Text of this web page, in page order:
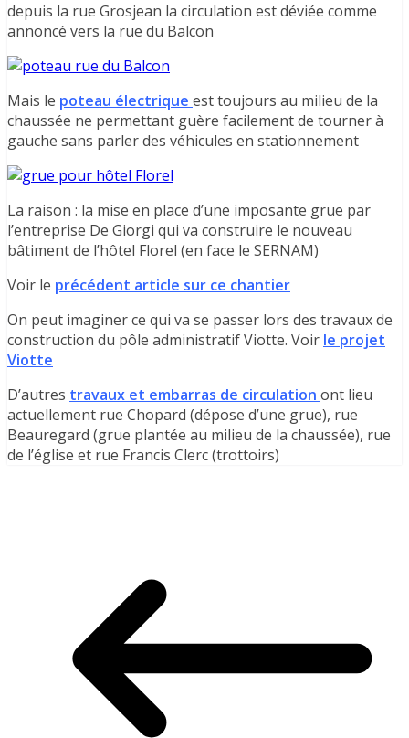
depuis la rue Grosjean la circulation est déviée comme
annoncé vers la rue du Balcon
Mais le poteau électrique est toujours au milieu de la
chaussée ne permettant guère facilement de tourner à
gauche sans parler des véhicules en stationnement
La raison : la mise en place d’une imposante grue par
l’entreprise De Giorgi qui va construire le nouveau
bâtiment de l’hôtel Florel (en face le SERNAM)
Voir le précédent article sur ce chantier
On peut imaginer ce qui va se passer lors des travaux de
construction du pôle administratif Viotte. Voir le projet
Viotte
D’autres travaux et embarras de circulation ont lieu
actuellement rue Chopard (dépose d’une grue), rue
Beauregard (grue plantée au milieu de la chaussée), rue
de l’église et rue Francis Clerc (trottoirs)